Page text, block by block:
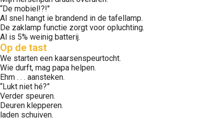
“De mobiel!?!"
Al snel hangt ie brandend in de tafellamp.
De zaklamp functie zorgt voor opluchting.
Al is 5% weinig batterij.
Op de tast
We starten een kaarsenspeurtocht.
Wie durft, mag papa helpen.
Ehm . . . aansteken.
“Lukt niet hé?”
Verder speuren.
Deuren klepperen.
laden schuiven.